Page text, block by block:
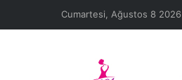
Cumartesi, Ağustos 8 2026